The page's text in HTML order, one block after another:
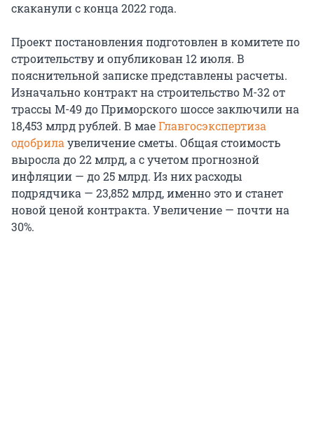
скаканули с конца 2022 года.
Проект постановления подготовлен в комитете по
строительству и опубликован 12 июля. В
пояснительной записке представлены расчеты.
Изначально контракт на строительство М-32 от
трассы М-49 до Приморского шоссе заключили на
18,453 млрд рублей. В маеГлавгосэкспертиза
одобрила увеличение сметы. Общая стоимость
выросла до 22 млрд, а с учетом прогнозной
инфляции — до 25 млрд. Из них расходы
подрядчика — 23,852 млрд, именно это и станет
новой ценой контракта. Увеличение — почти на
30%.